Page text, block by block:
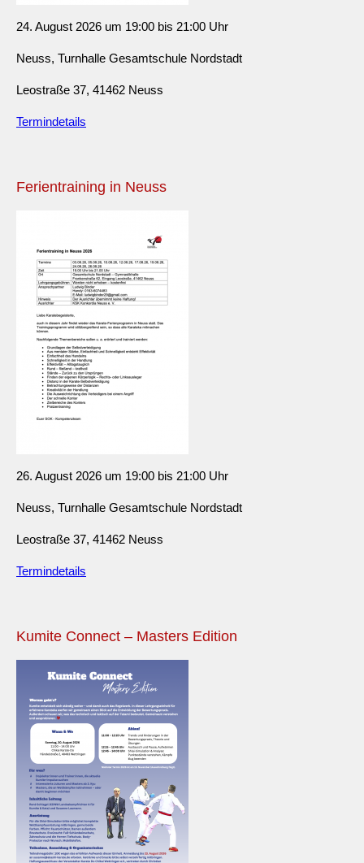
24. August 2026 um 19:00 bis 21:00 Uhr
Neuss, Turnhalle Gesamtschule Nordstadt
Leostraße 37, 41462 Neuss
Termindetails
Ferientraining in Neuss
26. August 2026 um 19:00 bis 21:00 Uhr
Neuss, Turnhalle Gesamtschule Nordstadt
Leostraße 37, 41462 Neuss
Termindetails
Kumite Connect – Masters Edition